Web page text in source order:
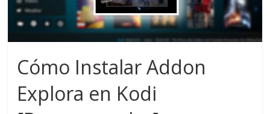
Cómo Instalar Addon
Explora en Kodi